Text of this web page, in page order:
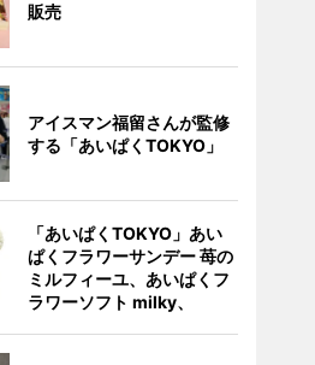
販売
アイスマン福留さんが監修
する「あいぱくTOKYO」
「あいぱくTOKYO」あい
ぱくフラワーサンデー 苺の
ミルフィーユ、あいぱくフ
ラワーソフト milky、